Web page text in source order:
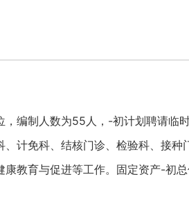
编制人数为55人，-初计划聘请
计免科、结核门诊、检验科、接
教育与促进等工作。固定资产-初